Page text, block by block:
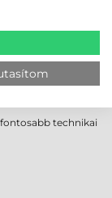
, amit a címketerv
-
technikai